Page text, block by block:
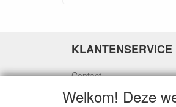
KLANTENSERVICE
Contact
Verzending
Welkom! Deze